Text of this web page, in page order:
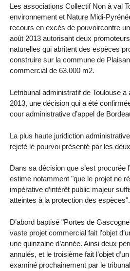
Les associations Collectif Non à val
environnement et Nature Midi-
recours en excès de pouvoircontre
août 2013 autorisant deux
naturelles qui abritent des espèces
construire sur la commune de
commercial de 63.000 m2.
Letribunal administratif de Toulouse
2013, une décision qui a été
cour administrative d’appel de
La plus haute juridiction
rejeté le pourvoi présenté par les
Dans sa décision que s’est procurée
estime notamment "que le projet ne
impérative d’intérêt public majeur
atteintes à la protection des espèces".
D’abord baptisé "Portes de
vaste projet commercial fait l’objet
une quinzaine d’année. Ainsi deux
annulés, et le troisième fait l’objet
examiné prochainement par le